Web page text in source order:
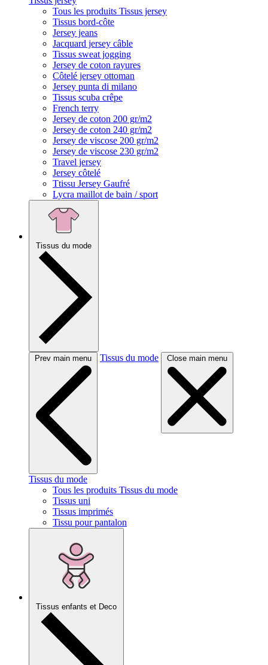
Tous les produits Tissus jersey
Tissus bord-côte
Jersey jeans
Jacquard jersey câble
Tissus sweat jogging
Jersey de coton rayures
Côtelé jersey ottoman
Jersey punta di milano
Tissus scuba crêpe
French terry
Jersey de coton 200 gr/m2
Jersey de coton 240 gr/m2
Jersey de viscose 200 gr/m2
Jersey de viscose 230 gr/m2
Travel jersey
Jersey côtelé
Ttissu Jersey Gaufré
Lycra maillot de bain / sport
Tissus du mode
Prev main menu Tissus du mode Close main menu
Tissus du mode
Tous les produits Tissus du mode
Tissus uni
Tissus imprimés
Tissu pour pantalon
Tissus enfants et Deco